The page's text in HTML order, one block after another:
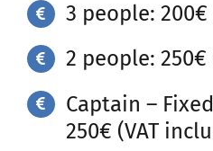
3 people:
2 people: 250€
Captain –
250€ (VAT